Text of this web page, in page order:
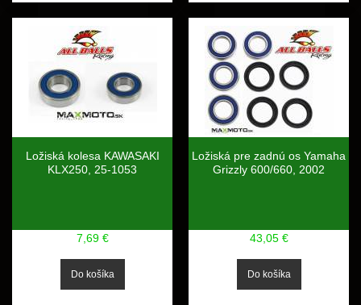
Ložiská kolesa KAWASAKI
KLX250, 25-1053
7,69 €
Ložiská pre zadnú os Yamaha
Grizzly 600/660, 2002
43,05 €